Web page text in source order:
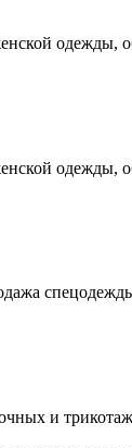
одежды,
одежды,
и